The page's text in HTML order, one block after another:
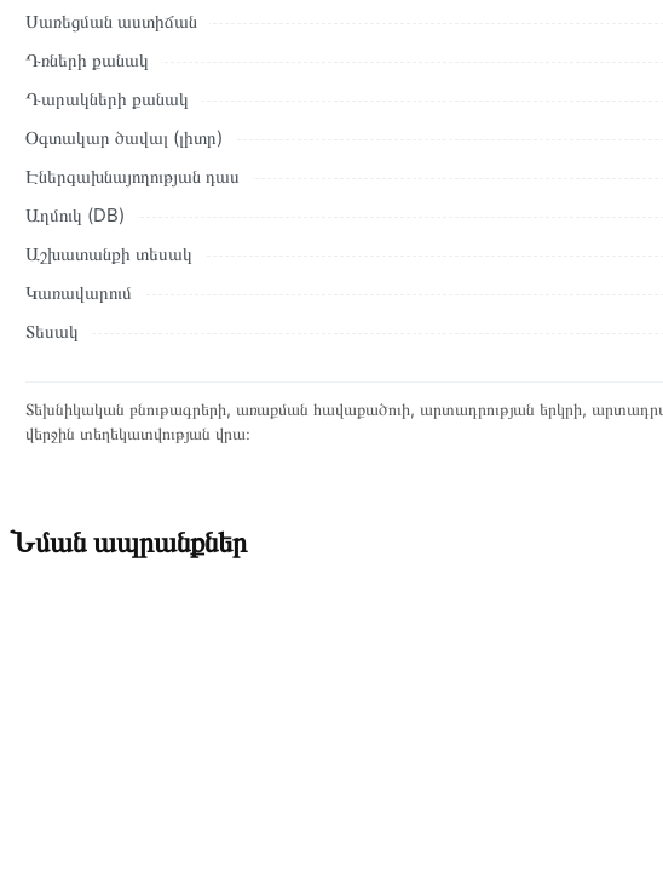
Սառեցման աստիճան
Դռների քանակ
Դարակների քանակ
Օգտակար ծավալ (լիտր)
Էներգախնայողության դաս
Աղմուկ (DB)
Աշխատանքի տեսակ
Կառավարում
Տեսակ
Տեխնիկական բնութագրերի, առաքման հավաքածուի, արտադրության երկրի,
վերջին տեղեկատվության վրա։
Նման ապրանքներ